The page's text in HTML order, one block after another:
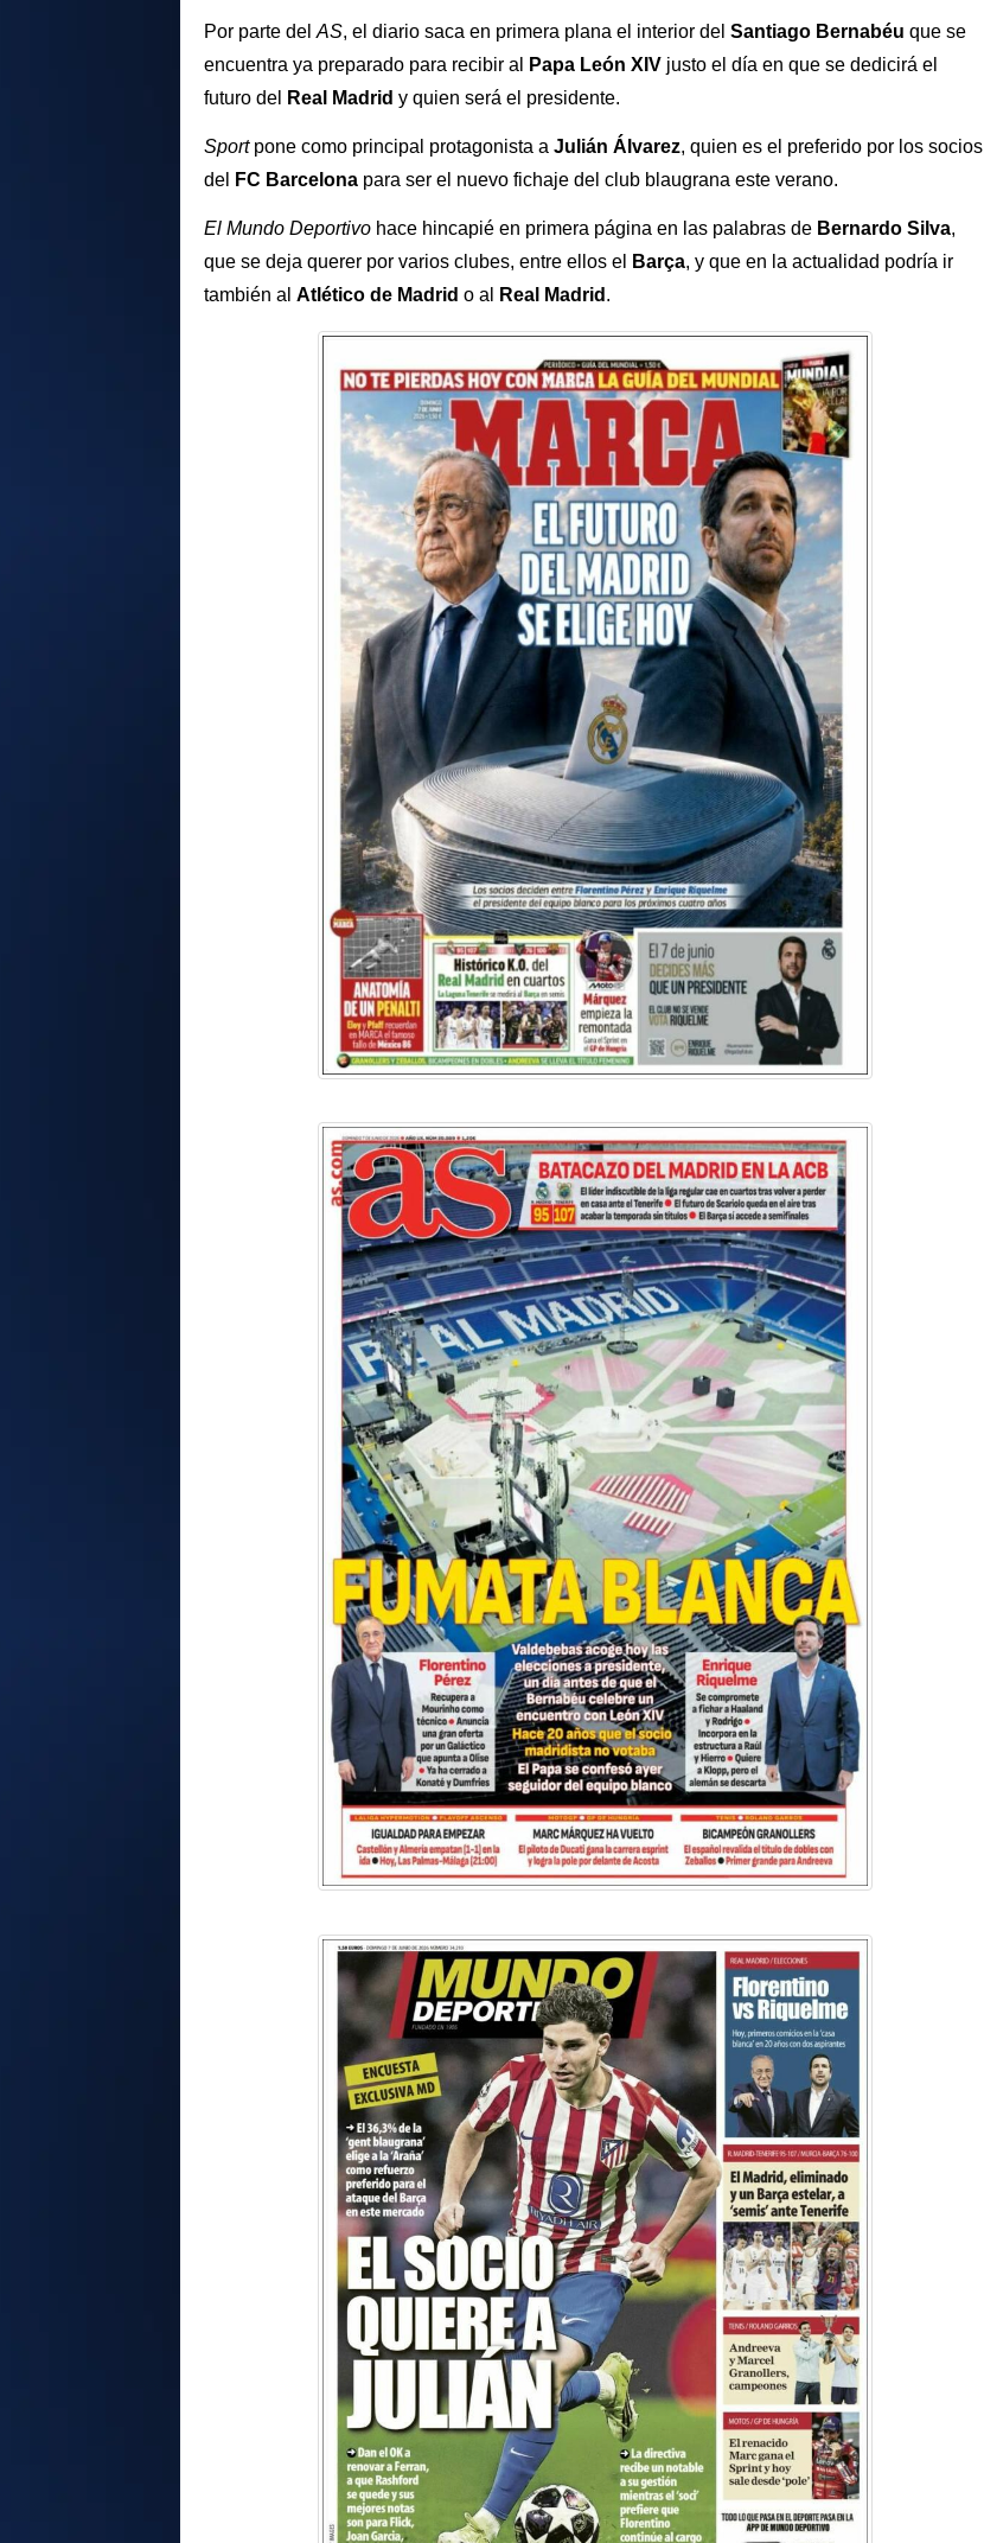
Por parte delAS, el diario saca en primera plana el interior del Santiago Bernabéu que se
encuentra ya preparado para recibir al
Papa León XIV justo el día en que se dedicirá el
futuro del
Real Madrid y quien será el presidente.
Sport pone como principal protagonista a Julián Álvarez, quien es el preferido por los socios
del
FC Barcelona para ser el nuevo fichaje del club blaugrana este verano.
El Mundo Deportivo hace hincapié en primera página en las palabras de Bernardo Silva,
que se deja querer por varios clubes, entre ellos el
Barça, y que en la actualidad podría ir
también al Atlético de Madrid o al Real Madrid .